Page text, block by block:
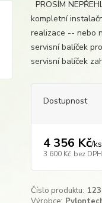
PROSÍM
kompletní
realizace -- nebo
servisní balíček
servisní balíček
Dostupnost
4 356 Kč/ks
3 600 Kč bez DPH
Číslo produktu: